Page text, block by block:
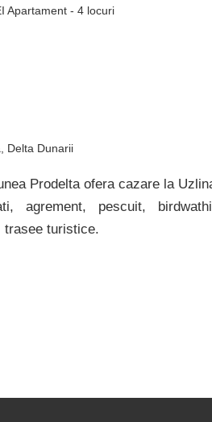
Apartament - 4 locuri
Delta Dunarii
Prodelta ofera cazare la
agrement, pescuit,
trasee turistice.